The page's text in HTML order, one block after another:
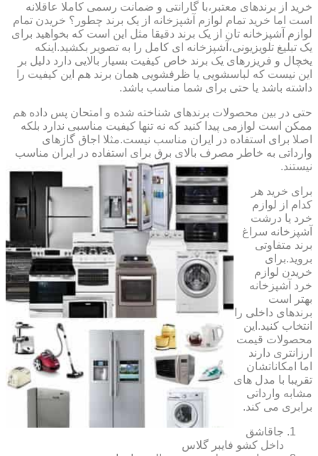
خرید از برندهای معتبر،با گارانتی و ضمانت رسمی کاملا عاقلانه
است اما خرید تمام لوازم آشپزخانه از یک برند چطور؟ خریدن تمام
لوازم آشپزخانه تان از یک برند دقیقا مثل این است که بخواهید برای
یک تبلیغ تلویزیونی،آشپزخانه ای کامل را به تصویر بکشید.اینکه
یخچال و فریزرهای یک برند خاص کیفیت بسیار بالایی دارد دلیل بر
این نیست که لباسشویی یا ظرفشویی همان برند هم این کیفیت را
داشته باشد یا حتی برای شما مناسب باشد.
حتی در بین محصولات برندهای شناخته شده و امتحان پس داده هم
ممکن است لوازمی پیدا کنید که نه تنها کیفیت مناسبی ندارد بلکه
اصلا برای استفاده در ایران مناسب نیست.مثلا اجاق گازهای
وارداتی به خاطر مصرف بالای برق برای استفاده در ایران مناسب
نیستند.
برای خرید هر
کدام از لوازم
خرد یا درشت
آشپزخانه سراغ
برند متفاوتی
بروید.برای
خریدن لوازم
خرد آشپزخانه
بهتر است
برندهای داخلی را
انتخاب کنید.این
محصولات قیمت
ارزانتری دارند
اما امکاناتشان
تقریبا با مدل های
مشابه وارداتی
برابری می کند.
جاقاشق
داخل کشو فایبر گلاس